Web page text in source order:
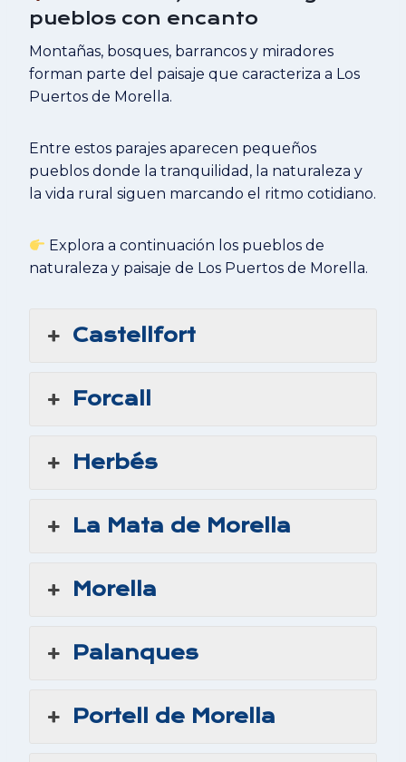
pueblos con encanto
Montañas, bosques, barrancos y miradores
forman parte del paisaje que caracteriza a Los
Puertos de Morella.
Entre estos parajes aparecen pequeños
pueblos donde la tranquilidad, la naturaleza y
la vida rural siguen marcando el ritmo cotidiano.
Explora a continuación los pueblos de
naturaleza y paisaje de Los Puertos de Morella.
Castellfort
Forcall
Herbés
La Mata de Morella
Morella
Palanques
Portell de Morella